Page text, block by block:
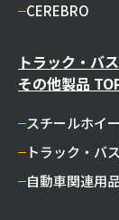
CEREBRO
トラック・バ
その他製品
スチールホイ
トラック・バ
自動車関連用